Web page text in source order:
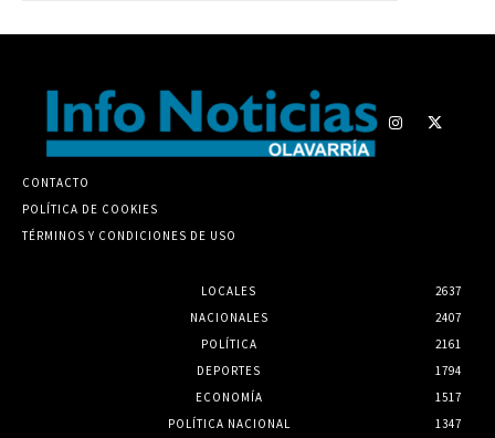
CONTACTO
POLÍTICA DE COOKIES
TÉRMINOS Y CONDICIONES DE USO
LOCALES
2637
NACIONALES
2407
POLÍTICA
2161
DEPORTES
1794
ECONOMÍA
1517
POLÍTICA NACIONAL
1347